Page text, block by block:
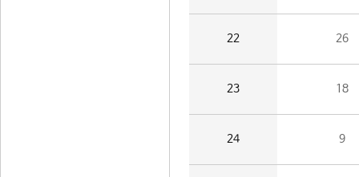
22 26
23 18
24 9